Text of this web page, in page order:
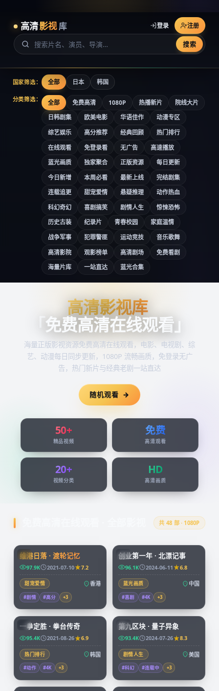
高清影视 库
搜索
登录 注册
国家筛选： 全部 日本 韩国
分类筛选： 全部 免费高清 1080P 热播新片
院线大片
日韩剧集
欧美电影 华语佳作
动漫专区
综艺娱乐
高分推荐 经典回顾
热门排行
在线观看
免登录看 无广告
高速播放
蓝光画质
独家聚合 正版资源
每日更新
今日新增
本周必看 最新上线
完结剧集
连载追更
甜宠爱情 悬疑推理
动作热血
科幻奇幻
喜剧搞笑 剧情人生
惊悚恐怖
历史古装
纪录片 青春校园
家庭温情
战争军事
犯罪警匪 运动竞技
音乐歌舞
高清影院
观影榜单 高清剧场
免费看剧
海量片库
一站直达 蓝光合集
高清影视库
高清影视库
免费高清在线观看」
海量正版影视资源免费高清在线观看 ，电影、电视剧、综
艺、动漫每日同步更新，1080P 流畅画质，免登录无广
告，热门新片与经典老剧一站直达
随机观看
50+
精品视频
免费
高清观看
20+
视频分类
HD
高清画质
共 48 部 · 1080P
HK
维港日落 · 渡轮记忆
97.9K 2021-07-10 7.2
甜宠爱情 香港
#剧情 #高分 +3
CN
创业第一年 · 北漂记事
96.1K 2024-06-11 6.8
蓝光画质 中国
#喜剧 #4K +3
KR
96:07
一拳定胜 · 拳台传奇
95.4K 2021-08-26 6.9
热门排行 韩国
#动作 #4K +3
CN
99:49
第九区块 · 量子异象
93.4K 2024-07-26 8.3
剧情人生 美国
#科幻 #连载中 +3
56:16